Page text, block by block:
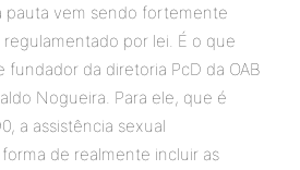
pauta vem sendo fortemente
por lei. É o que
da diretoria PcD da OAB
Nogueira. Para ele, que é
a assistência sexual
de realmente incluir as